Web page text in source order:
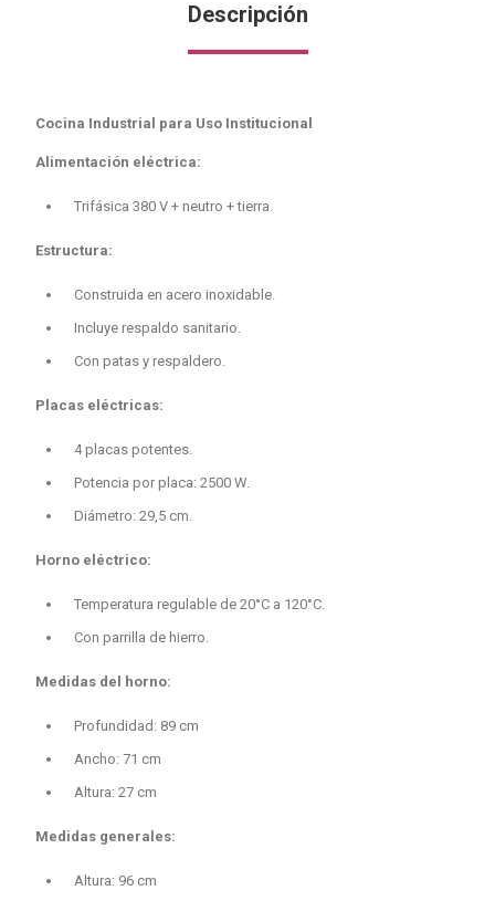
Descripción
Cocina Industrial para Uso Institucional
Alimentación eléctrica:
Trifásica 380 V + neutro + tierra.
Estructura:
Construida en acero inoxidable.
Incluye respaldo sanitario.
Con patas y respaldero.
Placas eléctricas:
4 placas potentes.
Potencia por placa: 2500 W.
Diámetro: 29,5 cm.
Horno eléctrico:
Temperatura regulable de 20°C a 120°C.
Con parrilla de hierro.
Medidas del horno:
Profundidad: 89 cm
Ancho: 71 cm
Altura: 27 cm
Medidas generales:
Altura: 96 cm